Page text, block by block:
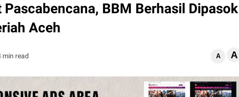
BBM Berhasil Dipasok
Aceh
min read A A